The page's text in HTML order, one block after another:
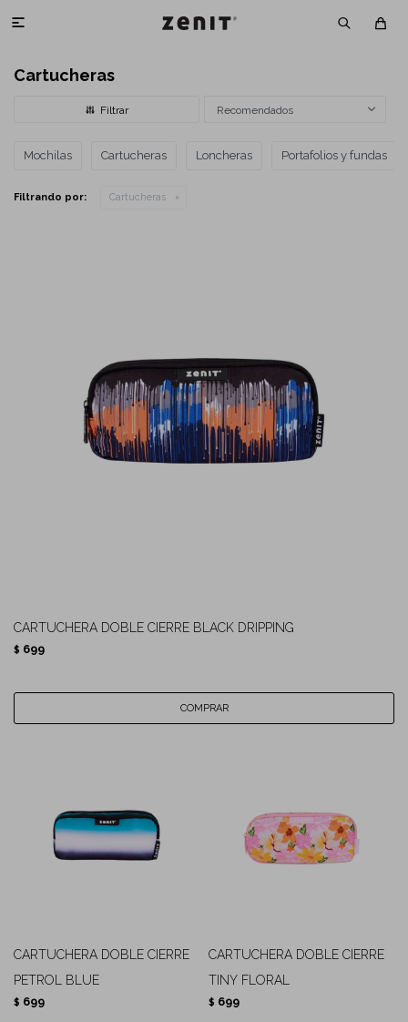

Cartucheras
Recomendados
Mochilas Cartucheras Loncheras Portafolios y fundas
Filtrando por: Cartucheras
CARTUCHERA DOBLE CIERRE BLACK DRIPPING
$ 699
CARTUCHERA DOBLE CIERRE
PETROL BLUE
$ 699
CARTUCHERA DOBLE CIERRE
TINY FLORAL
$ 699